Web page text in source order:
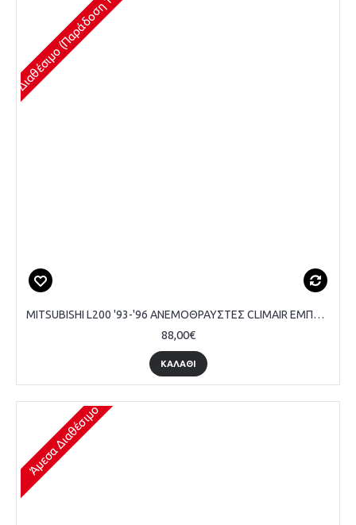
MITSUBISHI L200 '93-'96 ΑΝΕΜΟΘΡΑΥΣΤΕΣ CLIMAIR ΕΜΠΡΟΣ ΣΕΤ 2 ΤΕΜΑΧΙΩΝ
88,00€
ΚΑΛΆΘΙ
Άμεσα Διαθέσιμο